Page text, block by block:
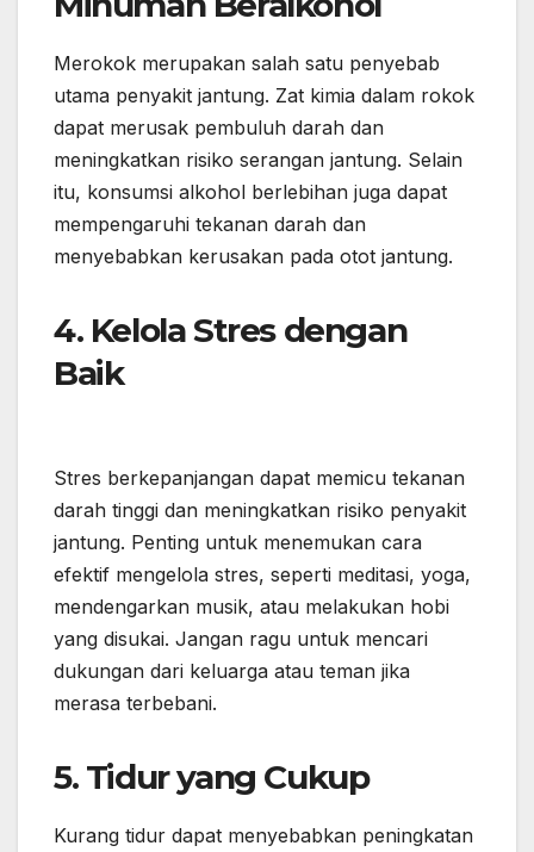
Merokok merupakan salah satu penyebab
utama penyakit jantung. Zat kimia dalam rokok
dapat merusak pembuluh darah dan
meningkatkan risiko serangan jantung. Selain
itu, konsumsi alkohol berlebihan juga dapat
mempengaruhi tekanan darah dan
menyebabkan kerusakan pada otot jantung.
4. Kelola Stres dengan
Baik
Stres berkepanjangan dapat memicu tekanan
darah tinggi dan meningkatkan risiko penyakit
jantung. Penting untuk menemukan cara
efektif mengelola stres, seperti meditasi, yoga,
mendengarkan musik, atau melakukan hobi
yang disukai. Jangan ragu untuk mencari
dukungan dari keluarga atau teman jika
merasa terbebani.
5. Tidur yang Cukup
Kurang tidur dapat menyebabkan peningkatan